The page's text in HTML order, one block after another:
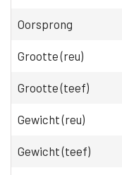
Oorsprong
Grootte (reu)
Grootte (teef)
Gewicht (reu)
Gewicht (teef)